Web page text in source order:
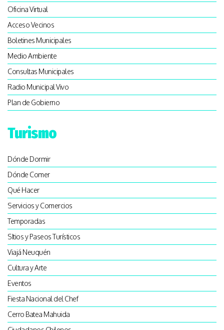
Oficina Virtual
Acceso Vecinos
Boletines Municipales
Medio Ambiente
Consultas Municipales
Radio Municipal Vivo
Plan de Gobierno
Turismo
Dónde Dormir
Dónde Comer
Qué Hacer
Servicios y Comercios
Temporadas
SItios y Paseos Turísticos
Viajá Neuquén
Cultura y Arte
Eventos
Fiesta Nacional del Chef
Cerro Batea Mahuida